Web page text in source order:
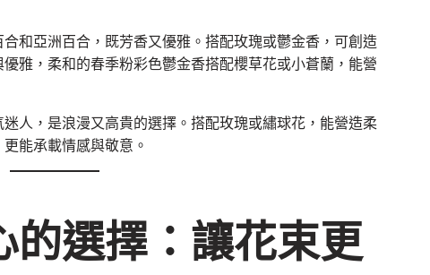
和亞洲百合，既芳香又優雅。搭配玫瑰或鬱金香，可創造
雅，柔和的春季粉彩色鬱金香搭配櫻草花或小蒼蘭，能營
人，是浪漫又高貴的選擇。搭配玫瑰或繡球花，能營造柔
能承載情感與敬意。
的選擇：讓花束更